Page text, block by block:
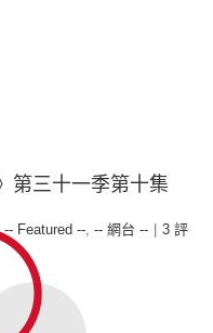
第三十一季第十集
-- Featured --, -- 網台 --
3 評